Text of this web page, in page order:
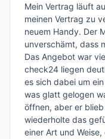
Mein Vertrag läuft
meinen Vertrag zu
neuem Handy. Der
unverschämt, dass
Das Angebot war
check24 liegen
es sich dabei um
was glatt gelogen
öffnen, aber er
wiederholte das
einer Art und